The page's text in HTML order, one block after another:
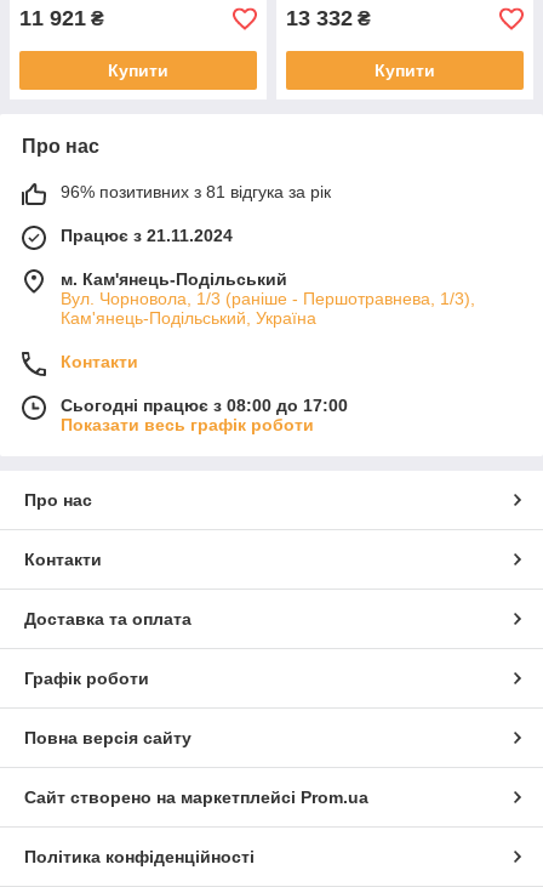
11 921 ₴
Купити
13 332 ₴
Купити
Про нас
96% позитивних з 81 відгука за рік
Працює з 21.11.2024
м. Кам'янець-Подільський
Вул. Чорновола, 1/3 (раніше - Першотравнева, 1/3),
Кам'янець-Подільський, Україна
Контакти
Сьогодні працює з 08:00 до 17:00
Показати весь графік роботи
Про нас
Контакти
Доставка та оплата
Графік роботи
Повна версія сайту
Сайт створено на маркетплейсі Prom.ua
Політика конфіденційності